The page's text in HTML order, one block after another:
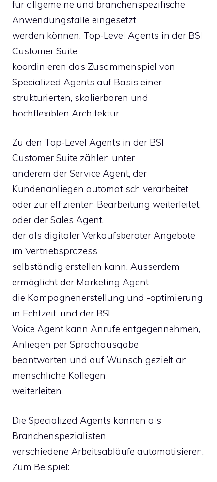
für allgemeine und branchenspezifische
Anwendungsfälle eingesetzt
werden können. Top-Level Agents in der BSI
Customer Suite
koordinieren das Zusammenspiel von
Specialized Agents auf Basis einer
strukturierten, skalierbaren und
hochflexiblen Architektur.
Zu den Top-Level Agents in der BSI
Customer Suite zählen unter
anderem der Service Agent, der
Kundenanliegen automatisch verarbeitet
oder zur effizienten Bearbeitung weiterleitet,
oder der Sales Agent,
der als digitaler Verkaufsberater Angebote
im Vertriebsprozess
selbständig erstellen kann. Ausserdem
ermöglicht der Marketing Agent
die Kampagnenerstellung und -optimierung
in Echtzeit, und der BSI
Voice Agent kann Anrufe entgegennehmen,
Anliegen per Sprachausgabe
beantworten und auf Wunsch gezielt an
menschliche Kollegen
weiterleiten.
Die Specialized Agents können als
Branchenspezialisten
verschiedene Arbeitsabläufe automatisieren.
Zum Beispiel: